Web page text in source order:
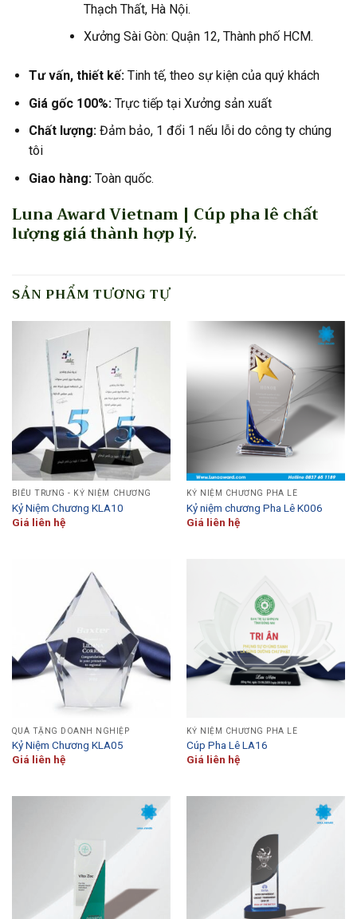
Thạch Thất, Hà Nội.
Xưởng Sài Gòn: Quận 12, Thành phố HCM.
Tư vấn, thiết kế:Tinh tế, theo sự kiện của quý khách
Giá gốc 100%:Trực tiếp tại Xưởng sản xuất
Chất lượng:Đảm bảo, 1 đổi 1 nếu lỗi do công ty chúng
tôi
Giao hàng:Toàn quốc.
Luna Award Vietnam | Cúp pha lê chất
lượng giá thành hợp lý.
SẢN PHẨM TƯƠNG TỰ
BIỂU TRƯNG - KỶ NIỆM CHƯƠNG
Kỷ Niệm Chương KLA10
Giá liên hệ
KỶ NIỆM CHƯƠNG PHA LÊ
Kỷ niệm chương Pha Lê K006
Giá liên hệ
QUÀ TẶNG DOANH NGHIỆP
Kỷ Niệm Chương KLA05
Giá liên hệ
KỶ NIỆM CHƯƠNG PHA LÊ
Cúp Pha Lê LA16
Giá liên hệ